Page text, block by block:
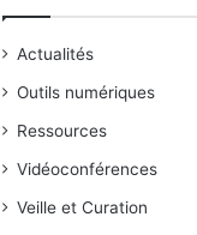
Actualités
Outils numériques
Ressources
Vidéoconférences
Veille et Curation